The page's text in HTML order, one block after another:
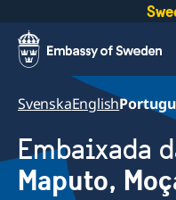
SvenskaEnglish
Embaixada
Maputo,